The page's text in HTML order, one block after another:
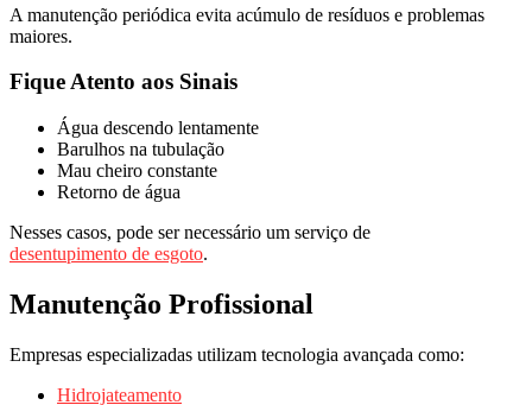
A manutenção periódica evita acúmulo de resíduos e problemas
maiores.
Fique Atento aos Sinais
Água descendo lentamente
Barulhos na tubulação
Mau cheiro constante
Retorno de água
Nesses casos, pode ser necessário um serviço de
desentupimento de esgoto.
Manutenção Profissional
Empresas especializadas utilizam tecnologia avançada como:
Hidrojateamento